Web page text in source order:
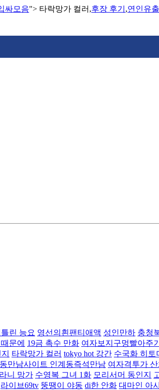
싸모음"> 타락망가 컬러,후장 후기 ,연인유출
린 능요 영선의흰팬티애액 성인만하 충청
문에 19금 촉수 만화 여자보지구멍빨아주기
타락망가 컬러 tokyo hot 강간 수국화 히토
만남사이트 인계동즉석만남 여자격투가
니 망가 수영복 그녀 1화 모리서머 동인지
라이브69tv 뚱땡이 야동 di한 안화 대마인 아